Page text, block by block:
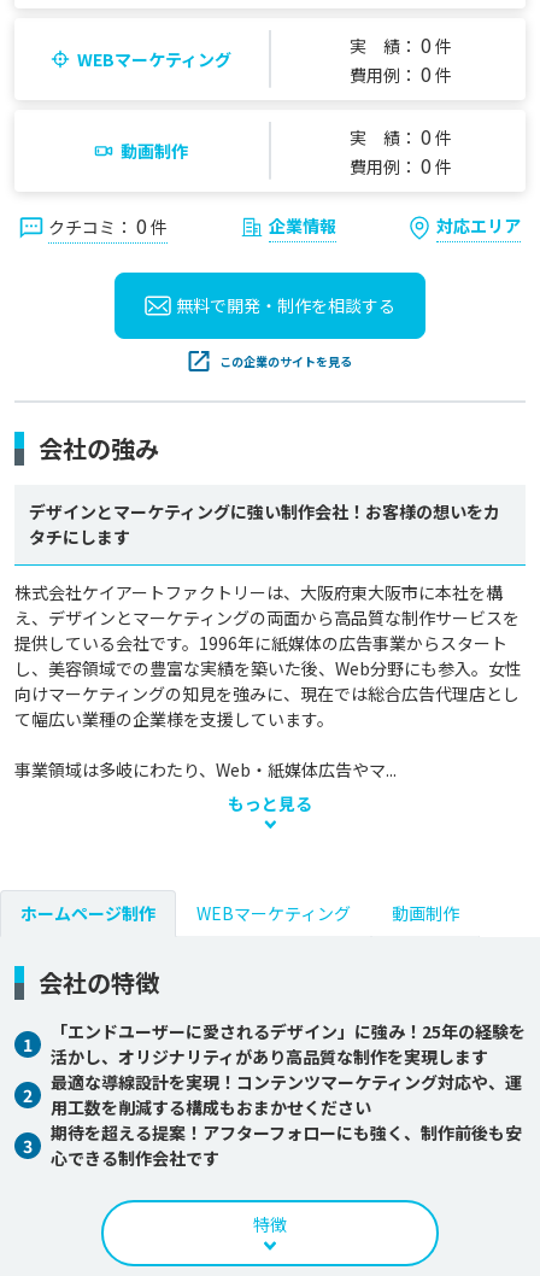
WEBマーケティング
実 績： 0 件
費用例： 0 件
動画制作
実 績： 0 件
費用例： 0 件
クチコミ： 0 件 企業情報 対応エリア
無料で開発・制作を相談する
この企業のサイトを見る
会社の強み
デザインとマーケティングに強い制作会社！お客様の想いをカ
タチにします
株式会社ケイアートファクトリーは、大阪府東大阪市に本社を構
え、デザインとマーケティングの両面から高品質な制作サービスを
提供している会社です。1996年に紙媒体の広告事業からスタート
し、美容領域での豊富な実績を築いた後、Web分野にも参入。女性
向けマーケティングの知見を強みに、現在では総合広告代理店とし
て幅広い業種の企業様を支援しています。
事業領域は多岐にわたり、Web・紙媒体広告やマ...
もっと見る
ホームページ制作 WEBマーケティング 動画制作
会社の特徴
1
「エンドユーザーに愛されるデザイン」に強み！25年の経験を
活かし、オリジナリティがあり高品質な制作を実現します
2
最適な導線設計を実現！コンテンツマーケティング対応や、運
用工数を削減する構成もおまかせください
3
期待を超える提案！アフターフォローにも強く、制作前後も安
心できる制作会社です
特徴